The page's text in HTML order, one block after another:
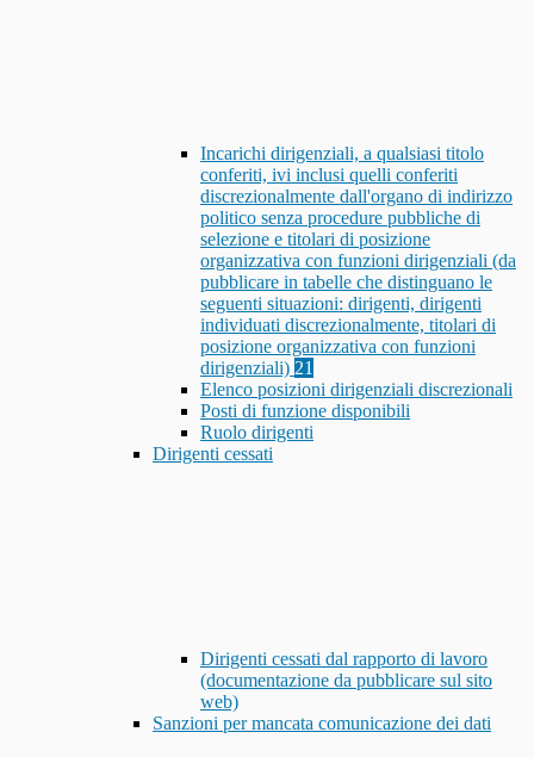
Incarichi dirigenziali, a qualsiasi titolo
conferiti, ivi inclusi quelli conferiti
discrezionalmente dall'organo di indirizzo
politico senza procedure pubbliche di
selezione e titolari di posizione
organizzativa con funzioni dirigenziali (da
pubblicare in tabelle che distinguano le
seguenti situazioni: dirigenti, dirigenti
individuati discrezionalmente, titolari di
posizione organizzativa con funzioni
dirigenziali) 21
Elenco posizioni dirigenziali discrezionali
Posti di funzione disponibili
Ruolo dirigenti
Dirigenti cessati
Dirigenti cessati dal rapporto di lavoro
(documentazione da pubblicare sul sito
web)
Sanzioni per mancata comunicazione dei dati